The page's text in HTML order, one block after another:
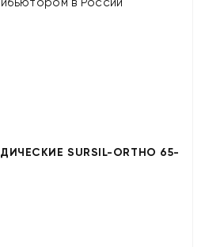
SURSIL-ORTHO 65-